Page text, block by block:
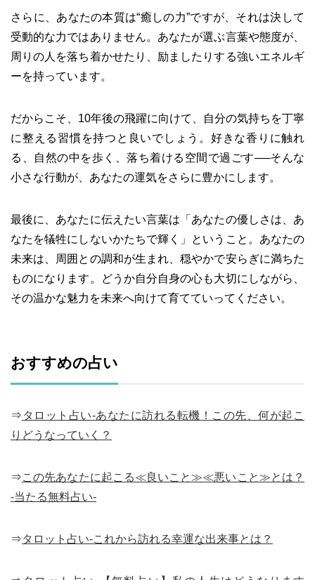
さらに、あなたの本質は“癒しの力”ですが、それは決して
受動的な力ではありません。あなたが選ぶ言葉や態度が、
周りの人を落ち着かせたり、励ましたりする強いエネルギ
ーを持っています。
だからこそ、10年後の飛躍に向けて、自分の気持ちを丁寧
に整える習慣を持つと良いでしょう。好きな香りに触れ
る、自然の中を歩く、落ち着ける空間で過ごす──そんな
小さな行動が、あなたの運気をさらに豊かにします。
最後に、あなたに伝えたい言葉は「あなたの優しさは、あ
なたを犠牲にしないかたちで輝く」ということ。あなたの
未来は、周囲との調和が生まれ、穏やかで安らぎに満ちた
ものになります。どうか自分自身の心も大切にしながら、
その温かな魅力を未来へ向けて育てていってください。
おすすめの占い
⇒ タロット占い-あなたに訪れる転機！この先、何が起こ
りどうなっていく？
⇒この先あなたに起こる≪良いこと≫≪悪いこと≫とは？
-当たる無料占い-
⇒タロット占い-これから訪れる幸運な出来事とは？